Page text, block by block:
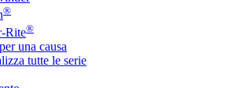
®
Rite®
una causa
tutte le serie